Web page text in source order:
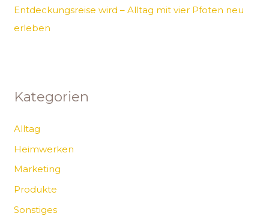
Entdeckungsreise wird – Alltag mit vier Pfoten neu
erleben
Kategorien
Alltag
Heimwerken
Marketing
Produkte
Sonstiges